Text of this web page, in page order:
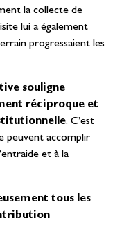
la collecte de
lui a également
progressaient les
souligne
réciproque et
. C’est
peuvent accomplir
et à la
tous les